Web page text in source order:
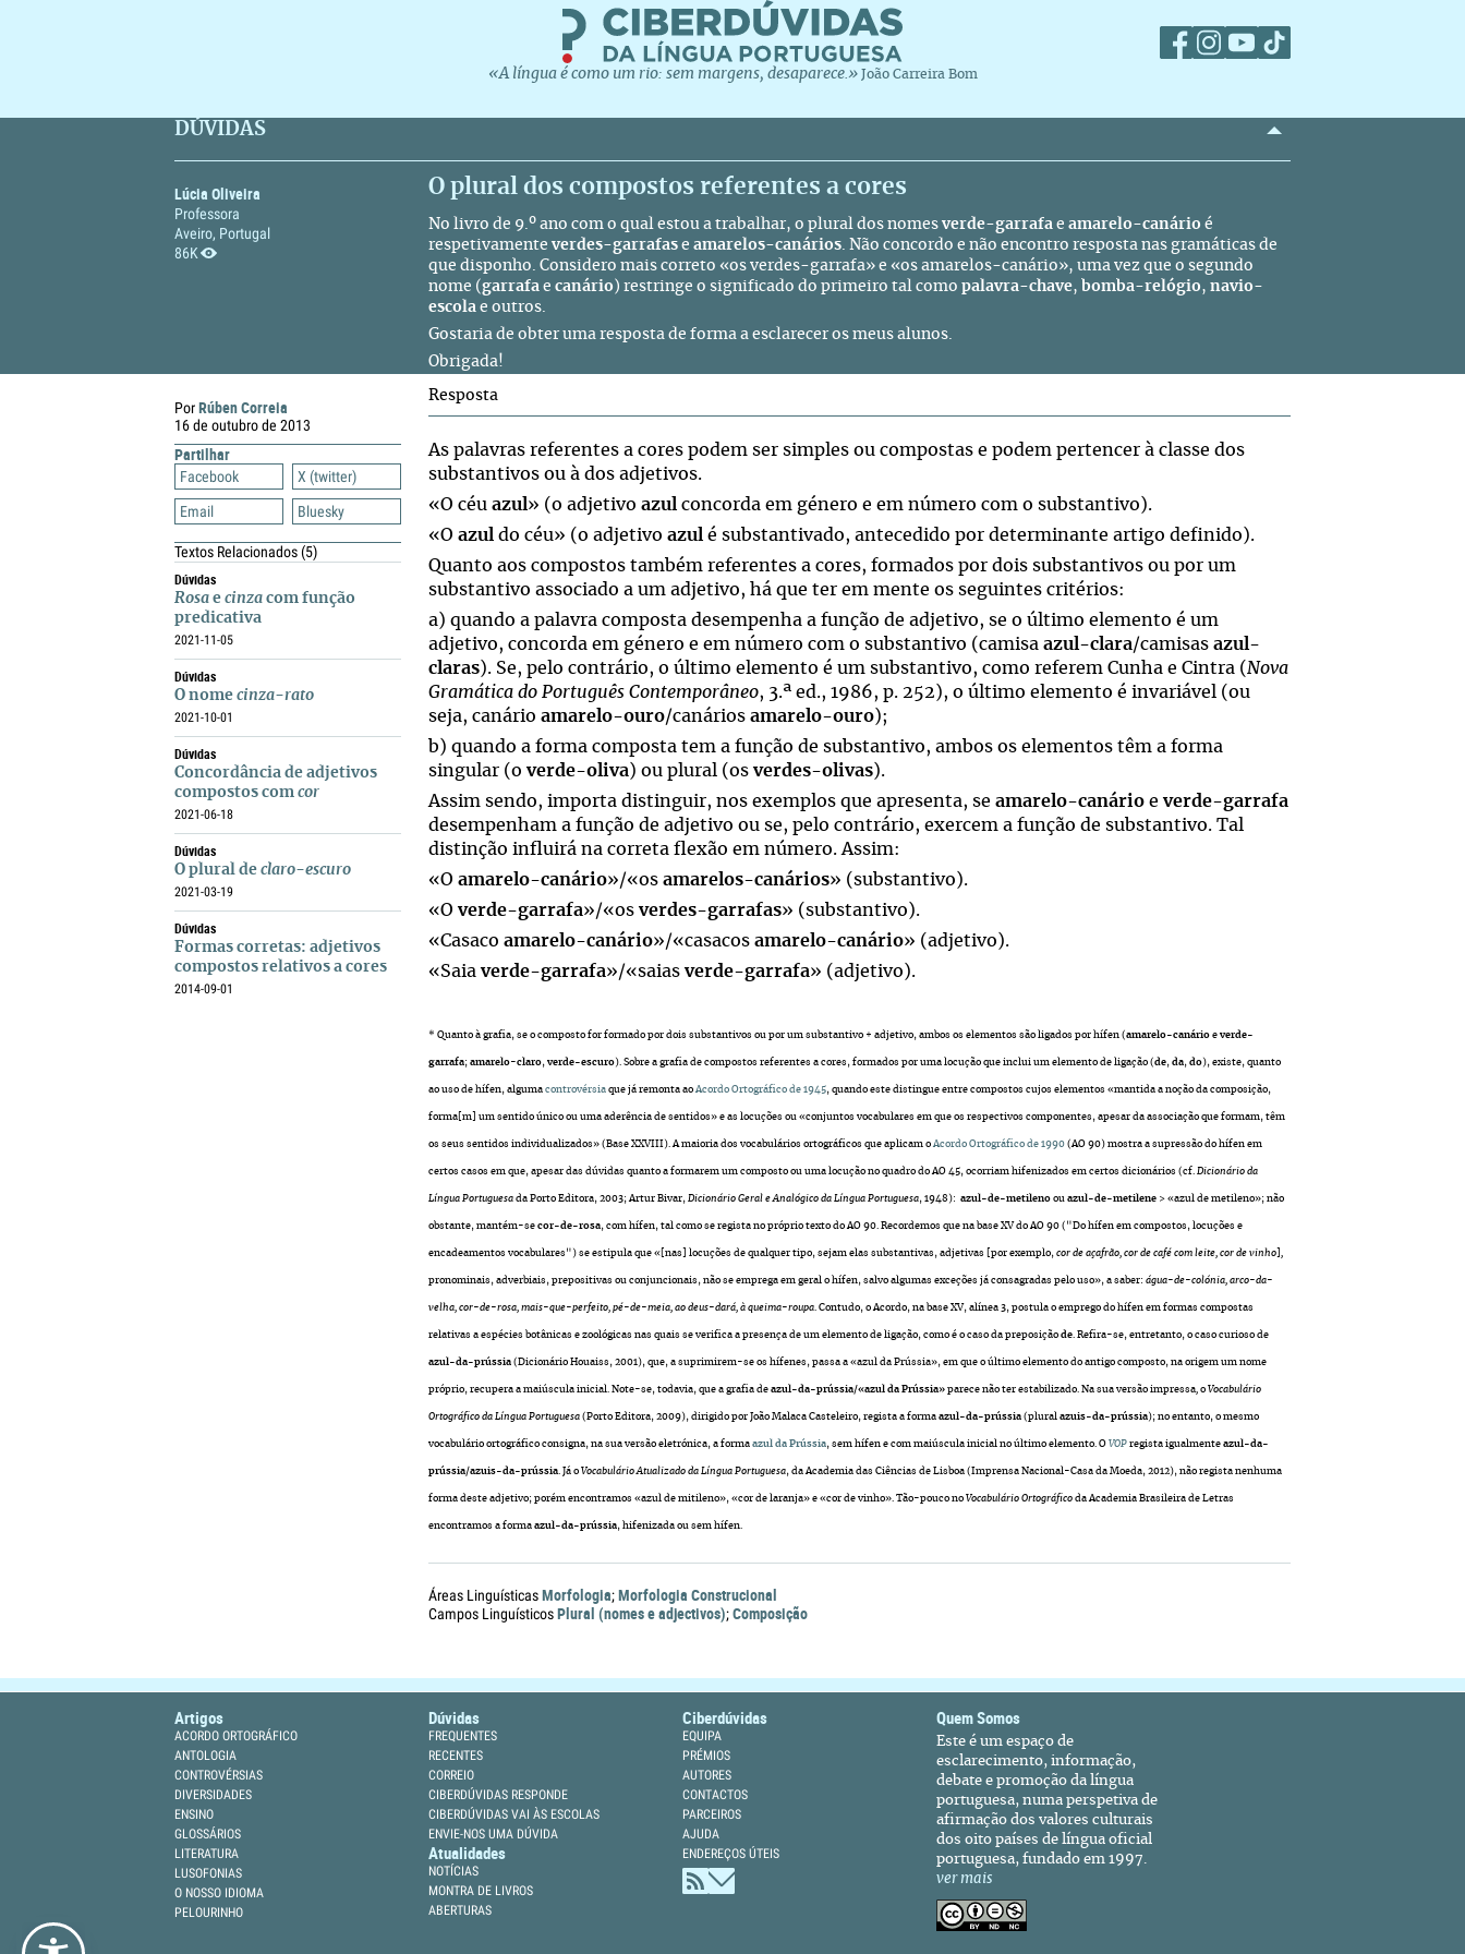
«A língua é como um rio: sem margens, desaparece.» João Carreira Bom
DÚVIDAS
Lúcia Oliveira
Professora
Aveiro, Portugal
86K
O plural dos compostos referentes a cores
No livro de 9.º ano com o qual estou a trabalhar, o plural dos nomes verde-garrafa e amarelo-canário é
respetivamente verdes-garrafas e amarelos-canários. Não concordo e não encontro resposta nas gramáticas de
que disponho. Considero mais correto «os verdes-garrafa» e «os amarelos-canário», uma vez que o segundo
nome (garrafa e canário ) restringe o significado do primeiro tal como palavra-chave, bomba-relógio, navio-
escola e outros.
Gostaria de obter uma resposta de forma a esclarecer os meus alunos.
Obrigada!
PorRúben Correia
16 de outubro de 2013
Partilhar
Facebook
X (twitter)
Email
Bluesky
Textos Relacionados(5)
Dúvidas
Rosa e cinza com função
predicativa
2021-11-05
Dúvidas
O nome cinza-rato
2021-10-01
Dúvidas
Concordância de adjetivos
compostos com cor
2021-06-18
Dúvidas
O plural de claro-escuro
2021-03-19
Dúvidas
Formas corretas: adjetivos
compostos relativos a cores
2014-09-01
Resposta
As palavras referentes a cores podem ser simples ou compostas e podem pertencer à classe dos
substantivos ou à dos adjetivos.
«O céu azul » (o adjetivo azul
concorda em género e em número com o substantivo).
«O azul do céu» (o adjetivo azul
é substantivado, antecedido por determinante artigo definido).
Quanto aos compostos também referentes a cores, formados por dois substantivos ou por um
substantivo associado a um adjetivo, há que ter em mente os seguintes critérios:
a) quando a palavra composta desempenha a função de adjetivo, se o último elemento é um
adjetivo, concorda em género e em número com o substantivo (camisa azul-clara/camisas azul-
claras). Se, pelo contrário, o último elemento é um substantivo, como referem Cunha e Cintra ( Nova
Gramática do Português Contemporâneo, 3.ª ed., 1986, p. 252), o último elemento é invariável (ou
seja, canário amarelo-ouro/canários amarelo-ouro);
b) quando a forma composta tem a função de substantivo, ambos os elementos têm a forma
singular (o verde-oliva) ou plural (os verdes-olivas).
Assim sendo, importa distinguir, nos exemplos que apresenta, se amarelo-canário e verde-garrafa
desempenham a função de adjetivo ou se, pelo contrário, exercem a função de substantivo. Tal
distinção influirá na correta flexão em número. Assim:
«O amarelo-canário»/«os amarelos-canários» (substantivo).
«O verde-garrafa»/«os verdes-garrafas» (substantivo).
«Casaco amarelo-canário»/«casacos amarelo-canário» (adjetivo).
«Saia verde-garrafa»/«saias verde-garrafa» (adjetivo).
* Quanto à grafia, se o composto for formado por dois substantivos ou por um substantivo + adjetivo, ambos os elementos são ligados por hífen ( amarelo-canário e verde-
garrafa; amarelo-claro, verde-escuro). Sobre a grafia de compostos referentes a cores, formados por uma locução que inclui um elemento de ligação ( de, da, do), existe, quanto
ao uso de hífen, alguma controvérsia que já remonta ao Acordo Ortográfico de 1945, quando este distingue entre compostos cujos elementos «mantida a noção da composição,
forma[m] um sentido único ou uma aderência de sentidos» e as locuções ou «conjuntos vocabulares em que os respectivos componentes, apesar da associação que formam, têm
os seus sentidos individualizados» (Base XXVIII).A maioria dos vocabulários ortográficos que aplicam o Acordo Ortográfico de 1990 (AO 90) mostra a supressão do hífen em
certos casos em que, apesar das dúvidas quanto a formarem um composto ou uma locução no quadro do AO 45, ocorriam hifenizados em certos dicionários (cf. Dicionário da
Língua Portuguesa da Porto Editora, 2003; Artur Bivar, Dicionário Geral e Analógico da Língua Portuguesa, 1948): azul-de-metileno ou azul-de-metilene > «azul de metileno»; não
obstante, mantém-se cor-de-rosa, com hífen, tal como se regista no próprio texto do AO 90. Recordemos que na base XV do AO 90 ("Do hífen em compostos, locuções e
encadeamentos vocabulares") se estipula que «[nas] locuções de qualquer tipo, sejam elas substantivas, adjetivas [por exemplo, cor de açafrão, cor de café com leite, cor de vinho ,
pronominais, adverbiais, prepositivas ou conjuncionais, não se emprega em geral o hífen, salvo algumas exceções já consagradas pelo uso», a saber: água-de-colónia, arco-da-
velha, cor-de-rosa, mais-que-perfeito, pé-de-meia, ao deus-dará, à queima-roupa. Contudo, o Acordo, na base XV, alínea 3, postula o emprego do hífen em formas compostas
relativas a espécies botânicas e zoológicas nas quais se verifica a presença de um elemento de ligação, como é o caso da preposição de. Refira-se, entretanto, o caso curioso de
azul-da-prússia (Dicionário Houaiss, 2001), que, a suprimirem-se os hífenes, passa a «azul da Prússia», em que o último elemento do antigo composto, na origem um nome
próprio, recupera a maiúscula inicial. Note-se, todavia, que a grafia de azul-da-prússia/«azul da Prússia» parece não ter estabilizado. Na sua versão impressa, o Vocabulário
Ortográfico da Língua Portuguesa (Porto Editora, 2009), dirigido por João Malaca Casteleiro, regista a forma azul-da-prússia (plural azuis-da-prússia); no entanto, o mesmo
vocabulário ortográfico consigna, na sua versão eletrónica, a forma azul da Prússia, sem hífen e com maiúscula inicial no último elemento. O VOP regista igualmente azul-da-
prússia/azuis-da-prússia. Já o Vocabulário Atualizado da Língua Portuguesa, da Academia das Ciências de Lisboa (Imprensa Nacional-Casa da Moeda, 2012), não regista nenhuma
forma deste adjetivo; porém encontramos «azul de mitileno», «cor de laranja» e «cor de vinho». Tão-pouco no Vocabulário Ortográfico da Academia Brasileira de Letras
encontramos a forma azul-da-prússia, hifenizada ou sem hífen.
Áreas LinguísticasMorfologia;Morfologia Construcional
Campos LinguísticosPlural (nomes e adjectivos);Composição
Artigos
ACORDO ORTOGRÁFICO
ANTOLOGIA
CONTROVÉRSIAS
DIVERSIDADES
ENSINO
GLOSSÁRIOS
LITERATURA
LUSOFONIAS
O NOSSO IDIOMA
PELOURINHO
Dúvidas
FREQUENTES
RECENTES
CORREIO
CIBERDÚVIDAS RESPONDE
CIBERDÚVIDAS VAI ÀS ESCOLAS
ENVIE-NOS UMA DÚVIDA
Atualidades
NOTÍCIAS
MONTRA DE LIVROS
ABERTURAS
Ciberdúvidas
EQUIPA
PRÉMIOS
AUTORES
CONTACTOS
PARCEIROS
AJUDA
ENDEREÇOS ÚTEIS
Quem Somos
Este é um espaço de
esclarecimento, informação,
debate e promoção da língua
portuguesa, numa perspetiva de
afirmação dos valores culturais
dos oito países de língua oficial
portuguesa, fundado em 1997.
ver mais